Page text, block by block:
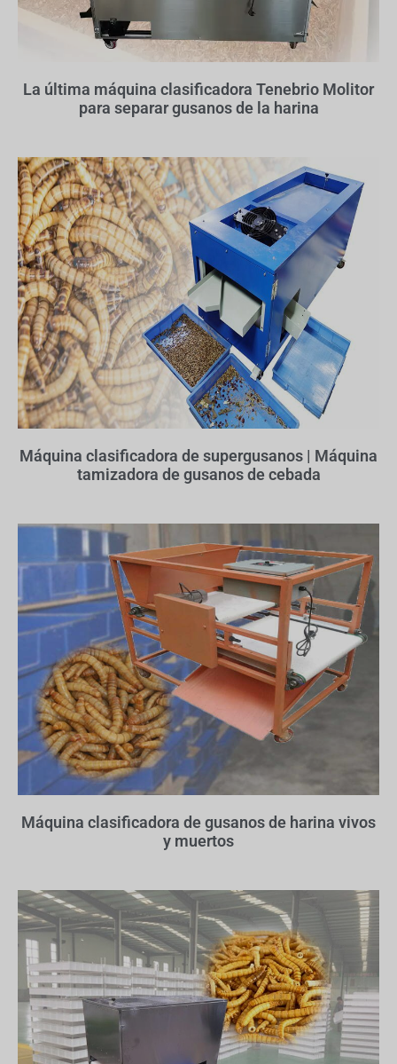
La última máquina clasificadora Tenebrio Molitor
para separar gusanos de la harina
Máquina clasificadora de supergusanos | Máquina
tamizadora de gusanos de cebada
Máquina clasificadora de gusanos de harina vivos
y muertos